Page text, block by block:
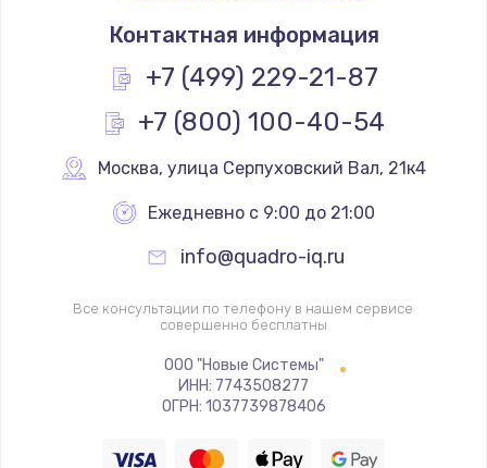
Контактная информация
+7 (499) 229-21-87
+7 (800) 100-40-54
Москва, улица Серпуховский Вал, 21к4
Ежедневно с 9:00 до 21:00
info@quadro-iq.ru
Все консультации по телефону в нашем сервисе
совершенно бесплатны
ООО "Новые Системы"
ИНН: 7743508277
ОГРН: 1037739878406